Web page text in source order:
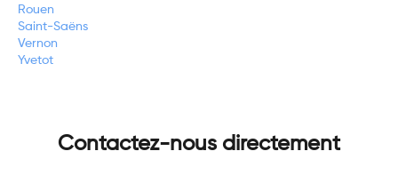
Rouen
Saint-Saëns
Vernon
Yvetot
Contactez-nous directement